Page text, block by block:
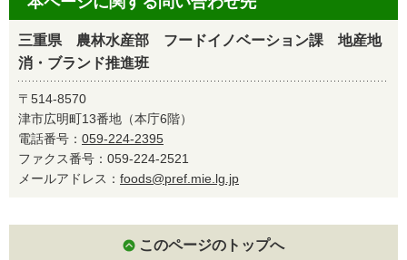
三重県 農林水産部 フードイノベーション課 地産地
消・ブランド推進班
〒514-8570
津市広明町13番地（本庁6階）
電話番号： 059-224-2395
ファクス番号：059-224-2521
メールアドレス： foods@pref.mie.lg.jp
このページのトップへ